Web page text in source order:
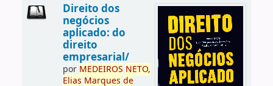
Direito dos
negócios
aplicado: do
direito
empresarial/
por MEDEIROS NETO,
Elias Marques de